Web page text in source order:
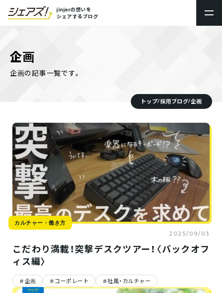
jinjerの想いを
シェアするブログ
新卒採用
採用ブログシェアズ！
社内制度・オフィス
数字で見るjinjer
社員ストーリー
企画
企画の記事一覧です。
トップ/採用ブログ/企画
カルチャー・働き方
2025/09/03
こだわり満載！突撃デスクツアー！〈バックオフ
ィス編〉
企画 コーポレート 社風・カルチャー